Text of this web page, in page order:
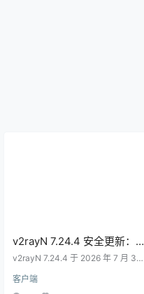
v2rayN 7.24.4 安全更新：旧
版下载器风险与升级核验指
v2rayN 7.24.4 于 2026 年 7 月 30
遭中间人攻击并下载恶意文件的问
题；本文说明谁应升级、官方安装
客户端